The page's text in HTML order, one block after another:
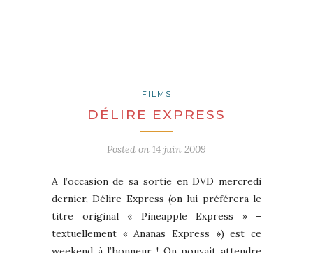
FILMS
DÉLIRE EXPRESS
Posted on 14 juin 2009
A l’occasion de sa sortie en DVD mercredi
dernier, Délire Express (on lui préférera le
titre original « Pineapple Express » –
textuellement « Ananas Express ») est ce